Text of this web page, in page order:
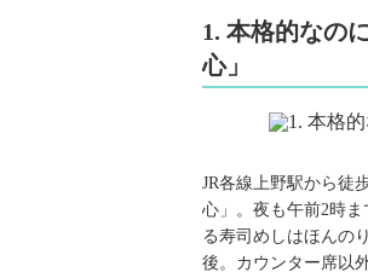
1. 本格的なの
心」
JR各線上野駅から徒
心」。夜も午前2時
る寿司めしはほんの
後。カウンター席以